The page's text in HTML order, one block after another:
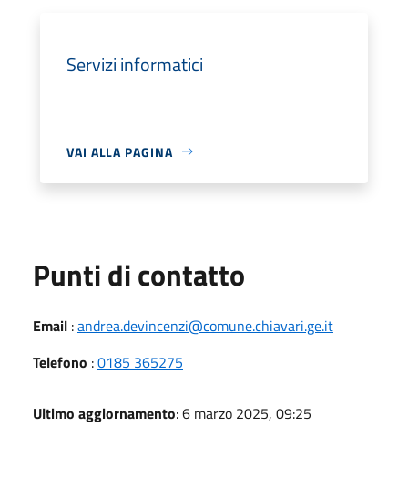
Servizi informatici
VAI ALLA PAGINA
Punti di contatto
Email :andrea.devincenzi@comune.chiavari.ge.it
Telefono :0185 365275
Ultimo aggiornamento: 6 marzo 2025, 09:25